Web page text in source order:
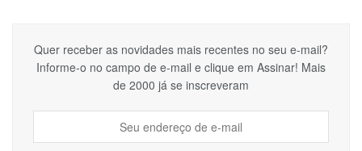
Quer receber as novidades mais recentes no seu e-mail?
Informe-o no campo de e-mail e clique em Assinar! Mais
de 2000 já se inscreveram